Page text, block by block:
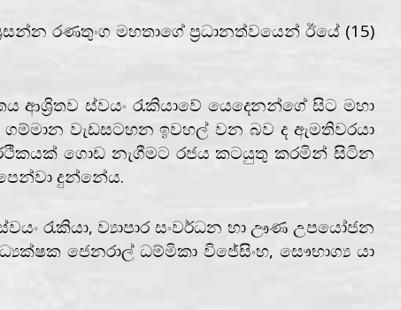
රණතුංග මහතාගේ ප්‍රධානත්වයෙන් ඊයේ (15)
ආශ්‍රිතව ස්වයං රැකියාවේ යෙදෙනන්ගේ සිට මහා
ගම්මාන වැඩසටහන ඉවහල් වන බව ද ඇමතිවරයා
ගොඩ නැගීමට රජය කටයුතු කරමින් සිටින
දුන්නේය.
රැකියා, ව්‍යාපාර සංවර්ධන හා ඌණ උපයෝජන
ජෙනරාල් ධම්මිකා විජේසිංහ, සෞභාග්‍ය යා